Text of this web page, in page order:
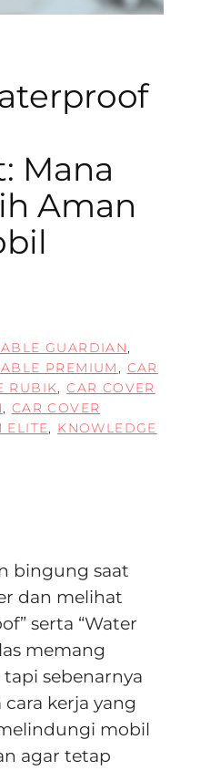
Mana
Aman
GUARDIAN
PREMIUM , CAR
RUBIK, CAR COVER
, CAR COVER
ELITE, KNOWLEDGE
bingung saat
dan melihat
serta “Water
memang
sebenarnya
kerja yang
mobil
agar tetap